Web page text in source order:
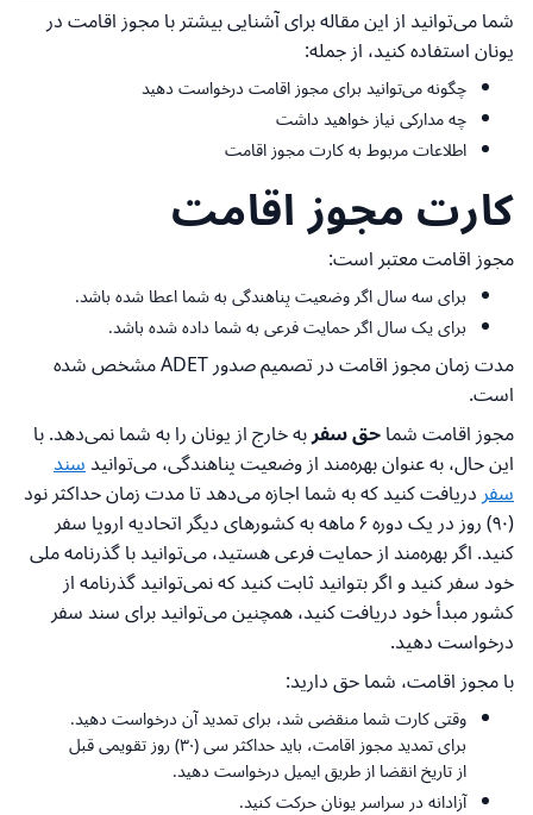
شما می‌توانید از این مقاله برای آشنایی بیشتر با مجوز اقامت در
یونان استفاده کنید، از جمله:
چگونه می‌توانید برای مجوز اقامت درخواست دهید
چه مدارکی نیاز خواهید داشت
اطلاعات مربوط به کارت مجوز اقامت
کارت مجوز اقامت
مجوز اقامت معتبر است:
برای سه سال اگر وضعیت پناهندگی به شما اعطا شده باشد.
برای یک سال اگر حمایت فرعی به شما داده شده باشد.
مدت زمان مجوز اقامت در تصمیم صدور ADET مشخص شده
است.
مجوز اقامت شماحق سفربه خارج از یونان را به شما نمی‌دهد. با
این حال، به عنوان بهره‌مند از وضعیت پناهندگی، می‌توانیدسند
سفردریافت کنید که به شما اجازه می‌دهد تا مدت زمان حداکثر نود
(۹۰) روز در یک دوره ۶ ماهه به کشورهای دیگر اتحادیه اروپا سفر
کنید. اگر بهره‌مند از حمایت فرعی هستید، می‌توانید با گذرنامه ملی
خود سفر کنید و اگر بتوانید ثابت کنید که نمی‌توانید گذرنامه از
کشور مبدأ خود دریافت کنید، همچنین می‌توانید برای سند سفر
درخواست دهید.
با مجوز اقامت، شما حق دارید:
وقتی کارت شما منقضی شد، برای تمدید آن درخواست دهید.
برای تمدید مجوز اقامت، باید حداکثر سی (۳۰) روز تقویمی قبل
از تاریخ انقضا از طریق ایمیل درخواست دهید.
آزادانه در سراسر یونان حرکت کنید.